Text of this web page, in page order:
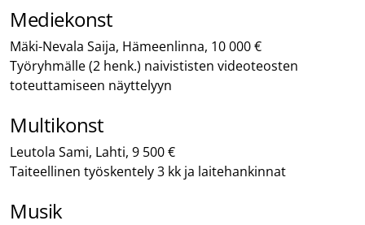
Mediekonst
Mäki-Nevala Saija, Hämeenlinna, 10 000 €
Työryhmälle (2 henk.) naivististen videoteosten
toteuttamiseen näyttelyyn
Multikonst
Leutola Sami, Lahti, 9 500 €
Taiteellinen työskentely 3 kk ja laitehankinnat
Musik